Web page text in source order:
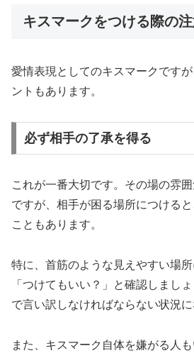
キスマークをつける際の
愛情表現としてのキスマークです
ントもあります。
必ず相手の了承を得る
これが一番大切です。その場の雰
ですが、相手が困る場所につける
こともあります。
特に、首筋のような見えやすい場
「つけてもいい？」と確認しまし
で言い訳しなければならない状況に
また、キスマーク自体を嫌がる人